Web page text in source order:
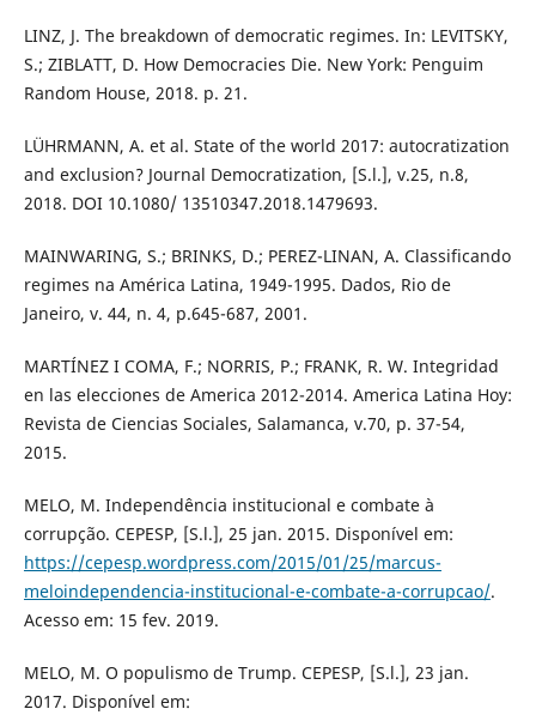
LINZ, J. The breakdown of democratic regimes. In: LEVITSKY,
S.; ZIBLATT, D. How Democracies Die. New York: Penguim
Random House, 2018. p. 21.
LÜHRMANN, A. et al. State of the world 2017: autocratization
and exclusion? Journal Democratization, [S.l.], v.25, n.8,
2018. DOI 10.1080/ 13510347.2018.1479693.
MAINWARING, S.; BRINKS, D.; PEREZ-LINAN, A. Classificando
regimes na América Latina, 1949-1995. Dados, Rio de
Janeiro, v. 44, n. 4, p.645-687, 2001.
MARTÍNEZ I COMA, F.; NORRIS, P.; FRANK, R. W. Integridad
en las elecciones de America 2012-2014. America Latina Hoy:
Revista de Ciencias Sociales, Salamanca, v.70, p. 37-54,
2015.
MELO, M. Independência institucional e combate à
corrupção. CEPESP, [S.l.], 25 jan. 2015. Disponível em:
https://cepesp.wordpress.com/2015/01/25/marcus-
meloindependencia-institucional-e-combate-a-corrupcao/.
Acesso em: 15 fev. 2019.
MELO, M. O populismo de Trump. CEPESP, [S.l.], 23 jan.
2017. Disponível em: